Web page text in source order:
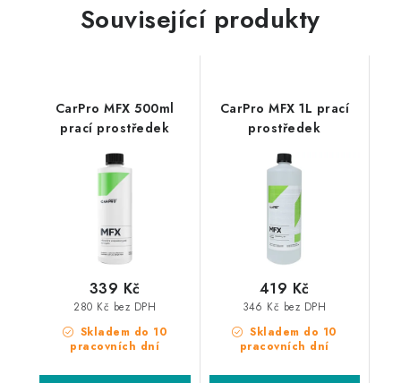
Související produkty
CarPro MFX 500ml
prací prostředek
Skladem do 10
pracovních dní
280 Kč bez DPH
339 Kč
CarPro MFX 1L prací
prostředek
Skladem do 10
pracovních dní
346 Kč bez DPH
419 Kč